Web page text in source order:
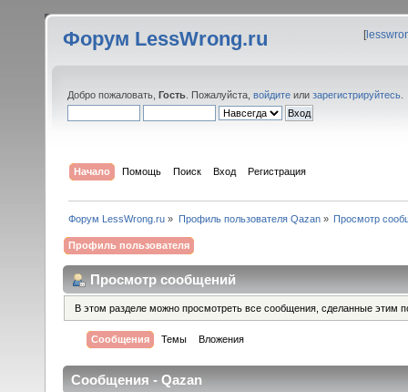
Форум LessWrong.ru [
Добро пожаловать, Гость . Пожалуйста, войдите или зарегистрируйтесь
Начало Помощь Поиск Вход Регистрация
Форум LessWrong.ru » Профиль пользователя Qazan» Просмотр
Профиль пользователя
Просмотр сообщений
В этом разделе можно просмотреть все сообщения, сделанные этим
Сообщения Темы Вложения
Сообщения - Qazan